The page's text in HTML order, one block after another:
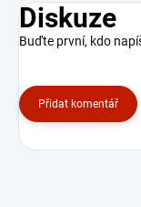
Diskuze
Buďte první, kdo
Přidat komentář